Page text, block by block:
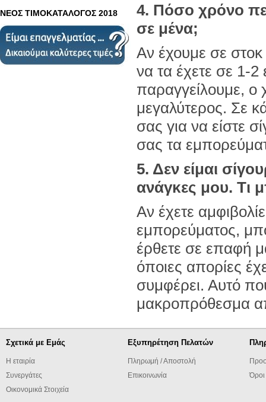
ΝΕΟΣ ΤΙΜΟΚΑΤΑΛΟΓΟΣ 2018
4. Πόσο χρόνο
σε μένα;
Αν έχουμε σε στοκ
να τα έχετε σε 1-2
παραγγείλουμε, ο
μεγαλύτερος. Σε
σας για να είστε
σας τα
5. Δεν είμαι
ανάγκες μου. Τι
Αν έχετε
εμπορεύματος,
έρθετε σε επαφή
όποιες απορίες
συμφέρει. Αυτό
μακροπρόθεσμα
Σχετικά με Εμάς
Η εταιρία
Συνεργάτες
Οικονομικά Στοιχεία
Εξυπηρέτηση Πελατών
Πληρωμή / Αποστολή
Επικοινωνία